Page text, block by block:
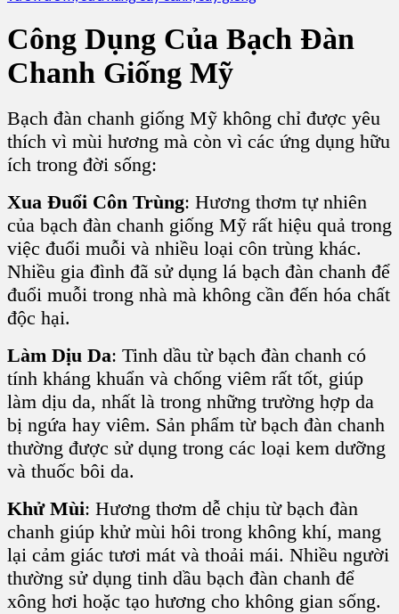
Công Dụng Của Bạch Đàn
Chanh Giống Mỹ
Bạch đàn chanh giống Mỹ không chỉ được yêu
thích vì mùi hương mà còn vì các ứng dụng hữu
ích trong đời sống:
Xua Đuổi Côn Trùng: Hương thơm tự nhiên
của bạch đàn chanh giống Mỹ rất hiệu quả trong
việc đuổi muỗi và nhiều loại côn trùng khác.
Nhiều gia đình đã sử dụng lá bạch đàn chanh để
đuổi muỗi trong nhà mà không cần đến hóa chất
độc hại.
Làm Dịu Da: Tinh dầu từ bạch đàn chanh có
tính kháng khuẩn và chống viêm rất tốt, giúp
làm dịu da, nhất là trong những trường hợp da
bị ngứa hay viêm. Sản phẩm từ bạch đàn chanh
thường được sử dụng trong các loại kem dưỡng
và thuốc bôi da.
Khử Mùi: Hương thơm dễ chịu từ bạch đàn
chanh giúp khử mùi hôi trong không khí, mang
lại cảm giác tươi mát và thoải mái. Nhiều người
thường sử dụng tinh dầu bạch đàn chanh để
xông hơi hoặc tạo hương cho không gian sống.